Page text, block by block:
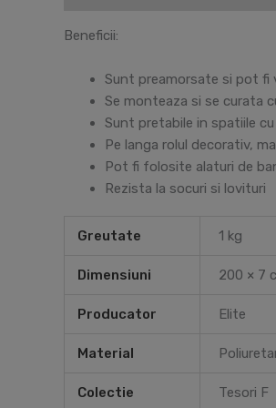
Beneficii:
Sunt preamorsate si pot fi
Se monteaza si se curata
Sunt pretabile in spatiile
Pe langa rolul decorativ,
Pot fi folosite alaturi de
Rezista la socuri si lovituri
Greutate 1 kg
Dimensiuni 200 × 7
Producator Elite
Material
Colectie Tesori F